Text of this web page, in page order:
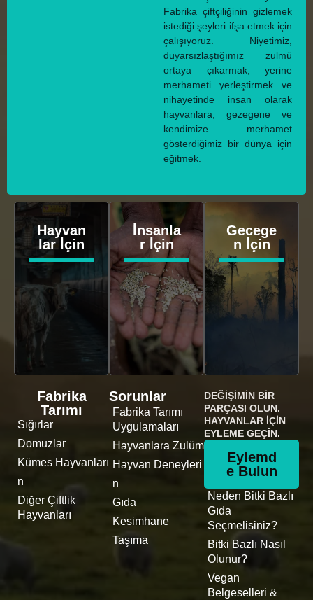
Fabrika çiftçiliğinin gizlemek
istediği şeyleri ifşa etmek için
çalışıyoruz. Niyetimiz,
duyarsızlaştığımız zulmü
ortaya çıkarmak, yerine
merhameti yerleştirmek ve
nihayetinde insan olarak
hayvanlara, gezegene ve
kendimize merhamet
gösterdiğimiz bir dünya için
eğitmek.
Hayvan
lar İçin
İnsanla
r İçin
Gecege
n İçin
Fabrika
Tarımı
Sığırlar
Domuzlar
Kümes Hayvanları
n
Diğer Çiftlik
Hayvanları
Sorunlar
Fabrika Tarımı
Uygulamaları
Hayvanlara Zulüm
Hayvan Deneyleri
n
Gıda
Kesimhane
Taşıma
DEĞIŞIMIN BIR
PARÇASI OLUN.
HAYVANLAR İÇIN
EYLEME GEÇIN.
Eylemd
e Bulun
Neden Bitki Bazlı
Gıda
Seçmelisiniz?
Bitki Bazlı Nasıl
Olunur?
Vegan
Belgeselleri &